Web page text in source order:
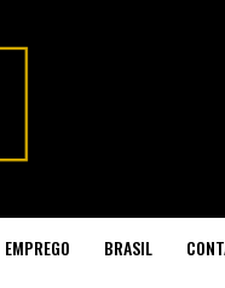
EMPREGO BRASIL